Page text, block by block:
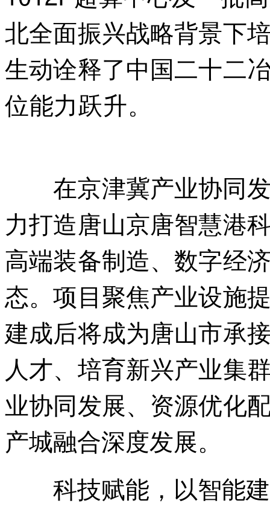
北全面振兴战略背景下
生动诠释了中国二十二
位能力跃升。
在京津冀产业协同发
力打造唐山京唐智慧港
高端装备制造、数字经
态。项目聚焦产业设施
建成后将成为唐山市承
人才、培育新兴产业集
业协同发展、资源优化
产城融合深度发展。
科技赋能，以智能建